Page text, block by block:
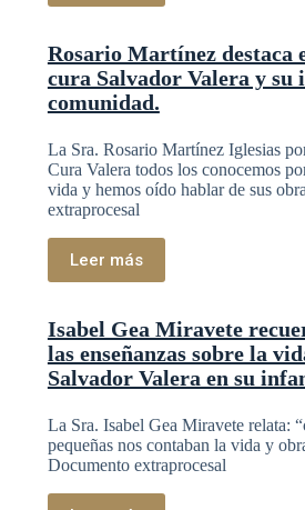
Rosario Martínez destaca
cura Salvador Valera y su
comunidad.
La Sra. Rosario Martínez Iglesias
Cura Valera todos los conocemos
vida y hemos oído hablar de sus
extraprocesal
Leer más
Isabel Gea Miravete
las enseñanzas sobre la
Salvador Valera en su
La Sra. Isabel Gea Miravete relata:
pequeñas nos contaban la vida y
Documento extraprocesal